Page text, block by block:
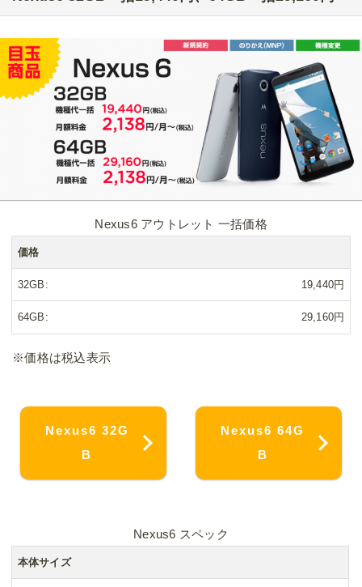
Nexus6 アウトレット 一括価格
価格
32GB 19,440円
64GB 29,160円
※価格は税込表示
Nexus6 32G
B
Nexus6 64G
B
Nexus6 スペック
本体サイズ